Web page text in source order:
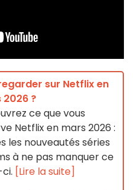
sur Netflix en
2026 ?
ce que vous
Netflix en mars 2026 :
les nouveautés séries
à ne pas manquer ce
[Lire la suite]